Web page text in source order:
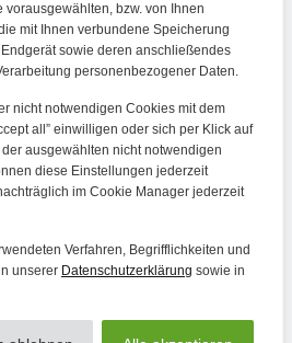
bzw. von Ihnen
mit Ihnen verbundene Speicherung
sowie deren anschließendes
personenbezogener Daten.
nicht notwendigen Cookies mit dem
all” einwilligen oder sich per Klick auf
der ausgewählten nicht notwendigen
diese Einstellungen jederzeit
im Cookie Manager jederzeit
Verfahren, Begrifflichkeiten und
unserer Datenschutzerklärung sowie in
Alle Artikel
35